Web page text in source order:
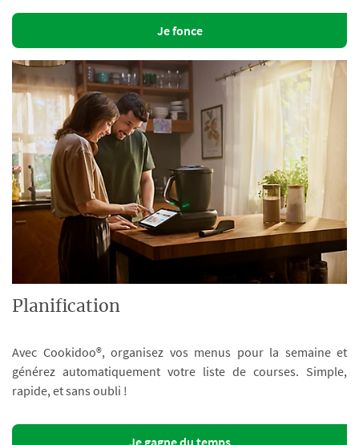
Je fonce
Planification
Avec Cookidoo®, organisez vos menus pour la semaine et
générez automatiquement votre liste de courses. Simple,
rapide, et sans oubli !
Je gagne du temps